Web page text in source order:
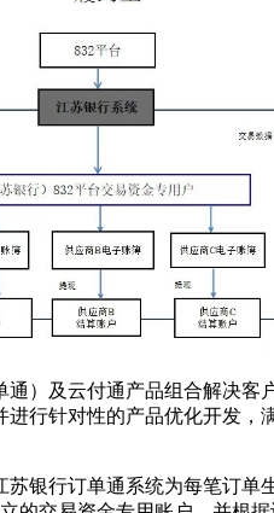
）及云付通产品组合解决
行针对性的产品优化开发
银行订单通系统为每笔订